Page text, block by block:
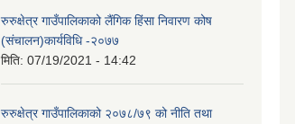
रुरुक्षेत्र गाउँपालिकाको लैंगिक हिंसा निवारण कोष
(संचालन)कार्यविधि -२०७७
मिति: 07/19/2021 - 14:42
रुरुक्षेत्र गाउँपालिकाको २०७८/७९ को नीति तथा